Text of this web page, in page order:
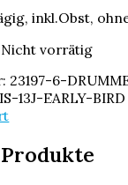
inkl.Obst,
Nicht vorrätig
23197-6-
13J-EARLY-BIRD